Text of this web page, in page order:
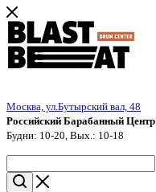
Москва, ул.Бутырский вал, 48
Российский Барабанный Центр
Будни: 10-20, Вых.: 10-18